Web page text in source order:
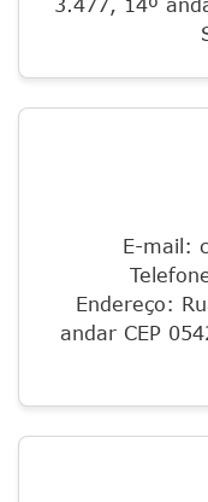
E-mail:
Endereço:
andar CEP